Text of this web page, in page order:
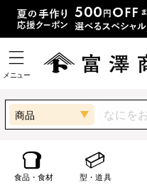
メニュー
商品
食品・食材 型・道具